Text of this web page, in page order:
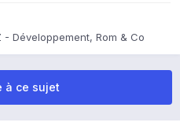
- Développement, Rom & Co
à ce sujet